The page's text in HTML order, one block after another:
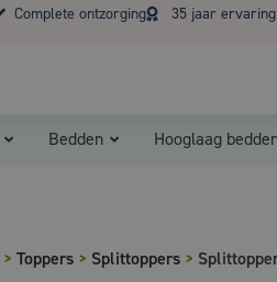
Complete ontzorging 35 jaar
Bedden Hooglaag
> Toppers > Splittoppers >